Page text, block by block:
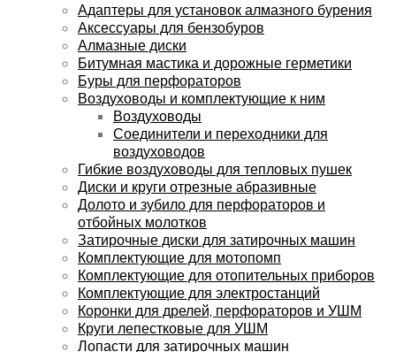
Адаптеры для установок алмазного бурения
Аксессуары для бензобуров
Алмазные диски
Битумная мастика и дорожные герметики
Буры для перфораторов
Воздуховоды и комплектующие к ним
Воздуховоды
Соединители и переходники для
воздуховодов
Гибкие воздуховоды для тепловых пушек
Диски и круги отрезные абразивные
Долото и зубило для перфораторов и
отбойных молотков
Затирочные диски для затирочных машин
Комплектующие для мотопомп
Комплектующие для отопительных приборов
Комплектующие для электростанций
Коронки для дрелей, перфораторов и УШМ
Круги лепестковые для УШМ
Лопасти для затирочных машин